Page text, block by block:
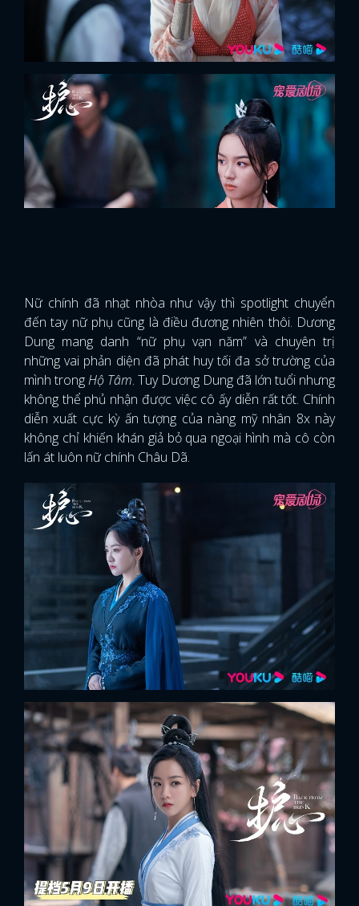
ĐĂNG NHẬP
Nữ chính đã nhạt nhòa như vậy thì spotlight chuyển
đến tay nữ phụ cũng là điều đương nhiên thôi. Dương
Dung mang danh “nữ phụ vạn năm” và chuyên trị
những vai phản diện đã phát huy tối đa sở trường của
mình trongHộ Tâm. Tuy Dương Dung đã lớn tuổi nhưng
không thể phủ nhận được việc cô ấy diễn rất tốt. Chính
diễn xuất cực kỳ ấn tượng của nàng mỹ nhân 8x này
không chỉ khiến khán giả bỏ qua ngoại hình mà cô còn
lấn át luôn nữ chính Châu Dã.